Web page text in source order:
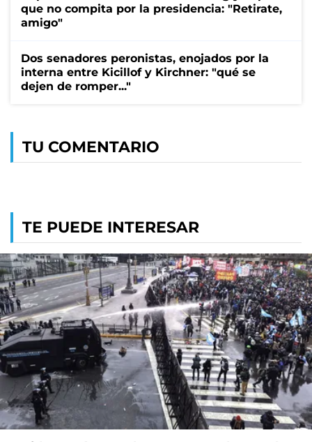
que no compita por la presidencia: "Retirate,
amigo"
Dos senadores peronistas, enojados por la
interna entre Kicillof y Kirchner: "qué se
dejen de romper..."
TU COMENTARIO
TE PUEDE INTERESAR